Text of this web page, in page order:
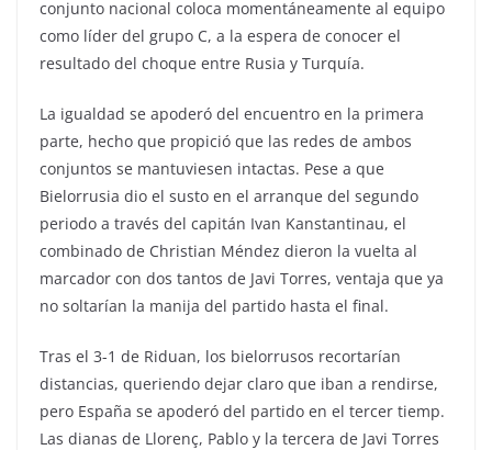
conjunto nacional coloca momentáneamente al equipo
como líder del grupo C, a la espera de conocer el
resultado del choque entre Rusia y Turquía.
La igualdad se apoderó del encuentro en la primera
parte, hecho que propició que las redes de ambos
conjuntos se mantuviesen intactas. Pese a que
Bielorrusia dio el susto en el arranque del segundo
periodo a través del capitán Ivan Kanstantinau, el
combinado de Christian Méndez dieron la vuelta al
marcador con dos tantos de Javi Torres, ventaja que ya
no soltarían la manija del partido hasta el final.
Tras el 3-1 de Riduan, los bielorrusos recortarían
distancias, queriendo dejar claro que iban a rendirse,
pero España se apoderó del partido en el tercer tiemp.
Las dianas de Llorenç, Pablo y la tercera de Javi Torres